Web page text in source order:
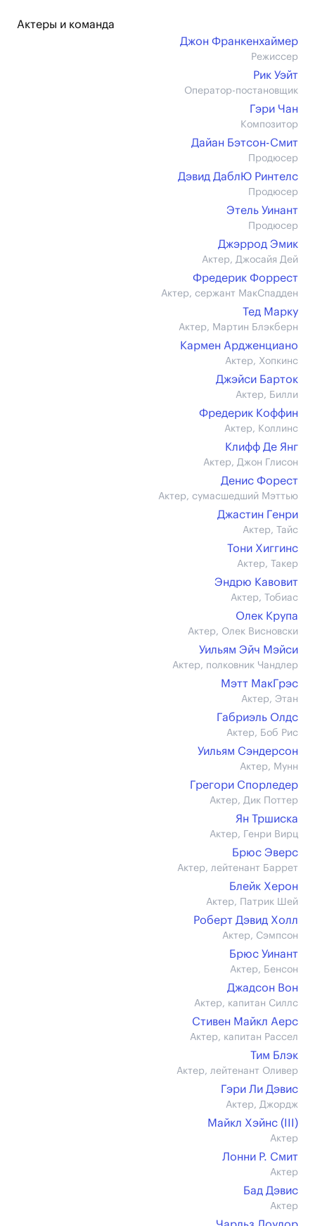
Актеры и команда
Джон Франкенхаймер
Режиссер
Рик Уэйт
Оператор-постановщик
Гэри Чан
Композитор
Дайан Бэтсон-Смит
Продюсер
Дэвид ДаблЮ Ринтелс
Продюсер
Этель Уинант
Продюсер
Джэррод Эмик
Актер, Джосайя Дей
Фредерик Форрест
Актер, сержант МакСпадден
Тед Марку
Актер, Мартин Блэкберн
Кармен Ардженциано
Актер, Хопкинс
Джэйси Барток
Актер, Билли
Фредерик Коффин
Актер, Коллинс
Клифф Де Янг
Актер, Джон Глисон
Денис Форест
Актер, сумасшедший Мэттью
Джастин Генри
Актер, Тайс
Тони Хиггинс
Актер, Такер
Эндрю Кавовит
Актер, Тобиас
Олек Крупа
Актер, Олек Висновски
Уильям Эйч Мэйси
Актер, полковник Чандлер
Мэтт МакГрэс
Актер, Этан
Габриэль Олдс
Актер, Боб Рис
Уильям Сэндерсон
Актер, Мунн
Грегори Спорледер
Актер, Дик Поттер
Ян Тршиска
Актер, Генри Вирц
Брюс Эверс
Актер, лейтенант Баррет
Блейк Херон
Актер, Патрик Шей
Роберт Дэвид Холл
Актер, Сэмпсон
Брюс Уинант
Актер, Бенсон
Джадсон Вон
Актер, капитан Силлс
Стивен Майкл Аерс
Актер, капитан Рассел
Тим Блэк
Актер, лейтенант Оливер
Гэри Ли Дэвис
Актер, Джордж
Майкл Хэйнс (III)
Актер
Лонни Р. Смит
Актер
Бад Дэвис
Актер